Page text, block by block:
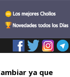
ya que